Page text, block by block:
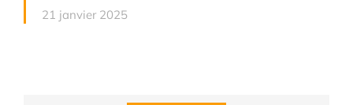
21 janvier 2025